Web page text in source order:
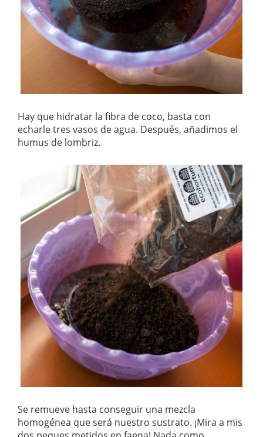
Hay que hidratar la fibra de coco, basta con
echarle tres vasos de agua. Después, añadimos el
humus de lombriz.
Se remueve hasta conseguir una mezcla
homogénea que será nuestro sustrato. ¡Mira a mis